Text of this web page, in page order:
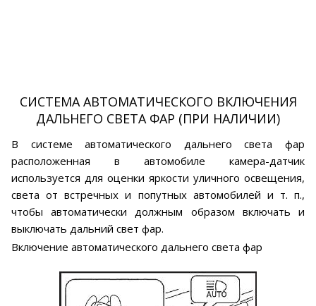
СИСТЕМА АВТОМАТИЧЕСКОГО ВКЛЮЧЕНИЯ
ДАЛЬНЕГО СВЕТА ФАР (ПРИ НАЛИЧИИ)
В системе автоматического дальнего света фар
расположенная в автомобиле камера-датчик
используется для оценки яркости уличного освещения,
света от встречных и попутных автомобилей и т. п.,
чтобы автоматически должным образом включать и
выключать дальний свет фар.
Включение автоматического дальнего света фар